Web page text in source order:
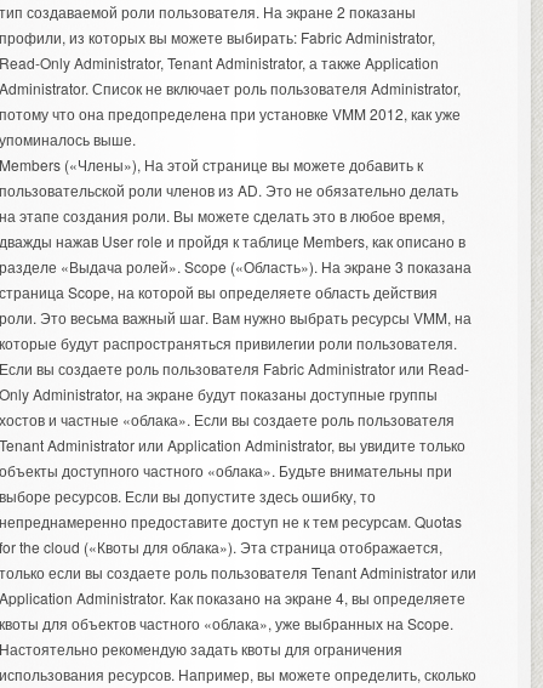
создаваемой роли пользователя. На экране 2 показаны
из которых вы можете выбирать: Fabric Administrator,
Only Administrator, Tenant Administrator, а также Application
Список не включает роль пользователя Administrator,
что она предопределена при установке VMM 2012, как уже
выше.
(«Члены»), На этой странице вы можете добавить к
роли членов из AD. Это не обязательно делать
этапе создания роли. Вы можете сделать это в любое время,
нажав User role и пройдя к таблице Members, как описано в
«Выдача ролей». Scope («Область»). На экране 3 показана
Scope, на которой вы определяете область действия
Это весьма важный шаг. Вам нужно выбрать ресурсы VMM, на
будут распространяться привилегии роли пользователя.
вы создаете роль пользователя Fabric Administrator или Read-
Administrator, на экране будут показаны доступные группы
и частные «облака». Если вы создаете роль пользователя
Administrator или Application Administrator, вы увидите только
доступного частного «облака». Будьте внимательны при
ресурсов. Если вы допустите здесь ошибку, то
предоставите доступ не к тем ресурсам. Quotas
the cloud («Квоты для облака»). Эта страница отображается,
если вы создаете роль пользователя Tenant Administrator или
Administrator. Как показано на экране 4, вы определяете
для объектов частного «облака», уже выбранных на Scope.
рекомендую задать квоты для ограничения
ресурсов. Например, вы можете определить, сколько